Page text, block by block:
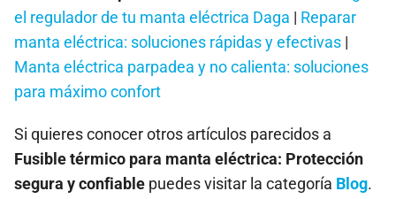
el regulador de tu manta eléctrica Daga | Reparar
manta eléctrica: soluciones rápidas y efectivas |
Manta eléctrica parpadea y no calienta: soluciones
para máximo confort
Si quieres conocer otros artículos parecidos a
Fusible térmico para manta eléctrica: Protección
segura y confiable puedes visitar la categoría Blog.